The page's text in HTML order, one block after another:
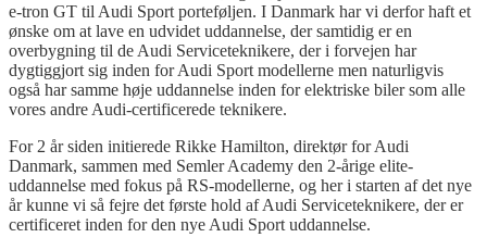
e-tron GT til Audi Sport porteføljen. I Danmark har vi derfor haft et
ønske om at lave en udvidet uddannelse, der samtidig er en
overbygning til de Audi Serviceteknikere, der i forvejen har
dygtiggjort sig inden for Audi Sport modellerne men naturligvis
også har samme høje uddannelse inden for elektriske biler som alle
vores andre Audi-certificerede teknikere.
For 2 år siden initierede Rikke Hamilton, direktør for Audi
Danmark, sammen med Semler Academy den 2-årige elite-
uddannelse med fokus på RS-modellerne, og her i starten af det nye
år kunne vi så fejre det første hold af Audi Serviceteknikere, der er
certificeret inden for den nye Audi Sport uddannelse.